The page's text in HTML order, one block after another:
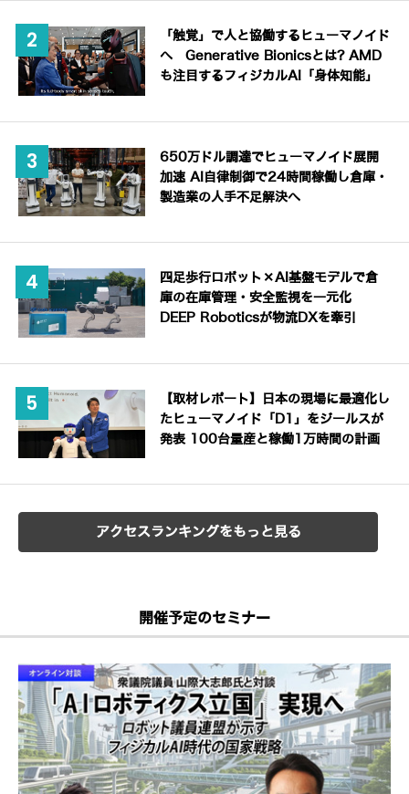
「触覚」で人と協働するヒューマノイド
へ Generative Bionicsとは? AMD
も注目するフィジカルAI「身体知能」
650万ドル調達でヒューマノイド展開
加速 AI自律制御で24時間稼働し倉庫・
製造業の人手不足解決へ
四足歩行ロボット×AI基盤モデルで倉
庫の在庫管理・安全監視を一元化
DEEP Roboticsが物流DXを牽引
【取材レポート】日本の現場に最適化し
たヒューマノイド「D1」をジールスが
発表 100台量産と稼働1万時間の計画
アクセスランキングをもっと見る
開催予定のセミナー